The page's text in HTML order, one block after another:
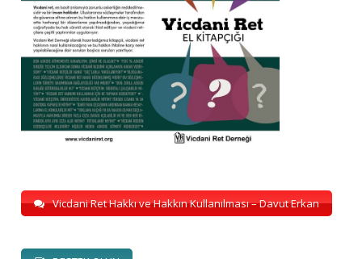
Vicdani Ret Hakkı ve Hakkın Kullanılması – Davut Erkan